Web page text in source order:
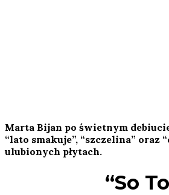
Marta Bijan po świetnym
“lato smakuje”, “szczelina”
ulubionych płytach.
“So